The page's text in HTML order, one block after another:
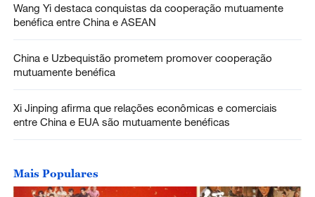
Wang Yi destaca conquistas da cooperação mutuamente
benéfica entre China e ASEAN
China e Uzbequistão prometem promover cooperação
mutuamente benéfica
Xi Jinping afirma que relações econômicas e comerciais
entre China e EUA são mutuamente benéficas
Mais Populares